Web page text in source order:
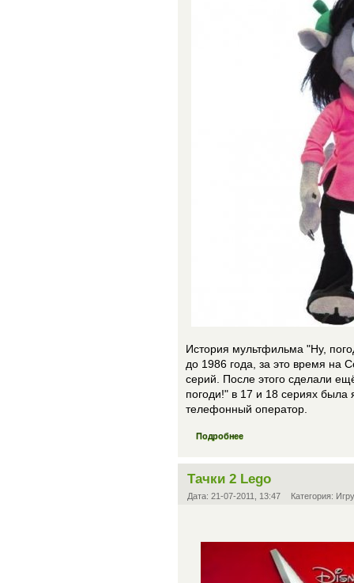
История мультфильма "Ну,
до 1986 года, за это время на
серий. После этого сделали
погоди!" в 17 и 18 сериях
телефонный оператор.
Подробнее
Тачки 2 Lego
Дата: 21-07-2011, 13:47 Категория: